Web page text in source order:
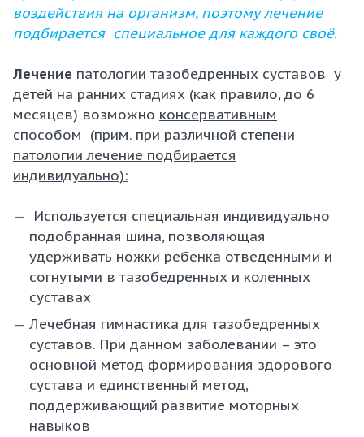
воздействия на организм, поэтому лечение
подбирается специальное для каждого своё.
Лечение патологии тазобедренных суставов у
детей на ранних стадиях (как правило, до 6
месяцев) возможно консервативным
способом (прим. при различной степени
патологии лечение подбирается
индивидуально):
Используется специальная индивидуально
подобранная шина, позволяющая
удерживать ножки ребенка отведенными и
согнутыми в тазобедренных и коленных
суставах
Лечебная гимнастика для тазобедренных
суставов. При данном заболевании – это
основной метод формирования здорового
сустава и единственный метод,
поддерживающий развитие моторных
навыков